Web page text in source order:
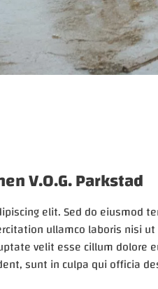
V.O.G. Parkstad
elit. Sed do eiusmod
ullamco laboris nisi
velit esse cillum dolore
sunt in culpa qui officia